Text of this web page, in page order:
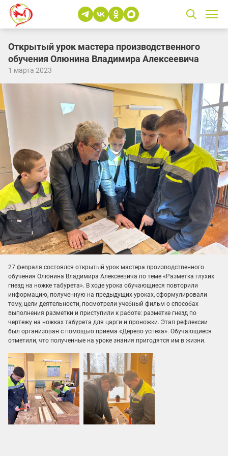
Открытый урок мастера производственного
обучения Олюнина Владимира Алексеевича
1 марта 2023
27 февраля состоялся открытый урок мастера производственного
обучения Олюнина Владимира Алексеевича по теме «Разметка глухих
гнезд на ножке табурета». В ходе урока обучающиеся повторили
информацию, полученную на предыдущих уроках, сформулировали
тему, цели деятельности, посмотрели учебный фильм о способах
выполнения разметки и приступили к работе: разметке гнезд по
чертежу на ножках табурета для царги и проножки. Этап рефлексии
был организован с помощью приема «Дерево успеха». Обучающиеся
отметили, что полученные на уроке знания пригодятся им в жизни.